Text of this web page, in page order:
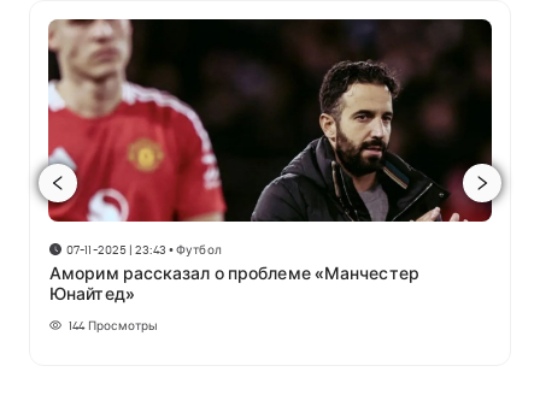
07-11-2025 | 23:43 •Футбол
Аморим рассказал о проблеме «Манчестер
Юнайтед»
144 Просмотры